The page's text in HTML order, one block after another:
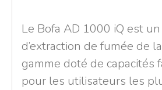
Le Bofa AD 1000 iQ est
d’extraction de fumée de
gamme doté de capacités
pour les utilisateurs les